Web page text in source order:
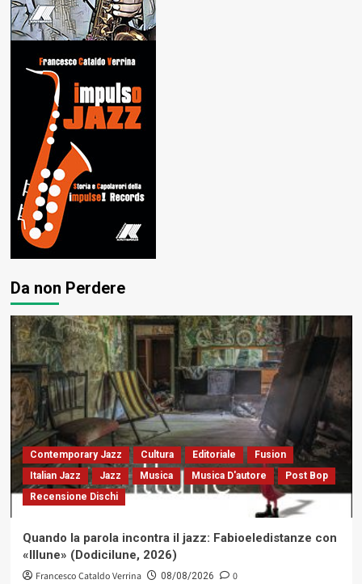
Da non Perdere
Contemporary Jazz Cultura Editoriale
Fusion
Italian Jazz
Jazz Musica Musica D'autore
Post Bop
Recensione Dischi
Quando la parola incontra il jazz: Fabioeledistanze con
«Illune» (Dodicilune, 2026)
Francesco Cataldo Verrina 08/08/2026 0